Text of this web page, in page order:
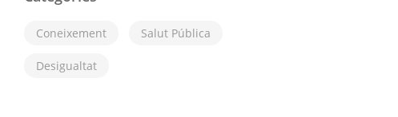
Coneixement Salut Pública
Desigualtat